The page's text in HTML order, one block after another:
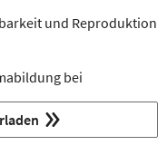
und Reproduktion
bei